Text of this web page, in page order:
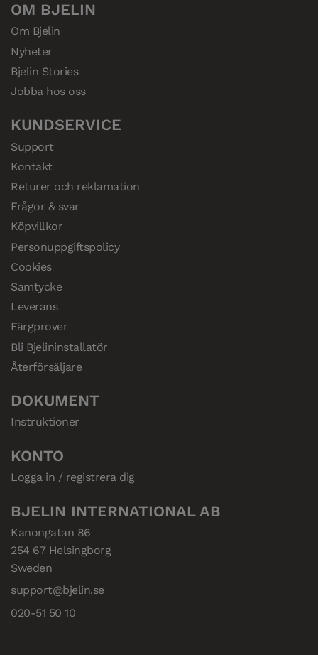
OM BJELIN
Om Bjelin
Nyheter
Bjelin Stories
Jobba hos oss
KUNDSERVICE
Support
Kontakt
Returer och reklamation
Frågor & svar
Köpvillkor
Personuppgiftspolicy
Cookies
Samtycke
Leverans
Färgprover
Bli Bjelininstallatör
Återförsäljare
DOKUMENT
Instruktioner
KONTO
Logga in / registrera dig
BJELIN INTERNATIONAL AB
Kanongatan 86
254 67 Helsingborg
Sweden
support@bjelin.se
020-51 50 10